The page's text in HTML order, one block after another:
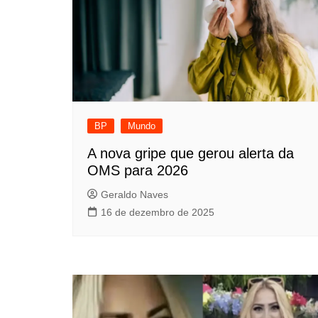
BP Mundo
A nova gripe que gerou alerta da
OMS para 2026
Geraldo Naves
16 de dezembro de 2025